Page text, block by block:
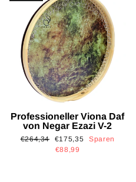
Professioneller Viona Daf
von Negar Ezazi V-2
Normaler
€264,34 Sonderpreis
€175,35
Sparen
€88,99